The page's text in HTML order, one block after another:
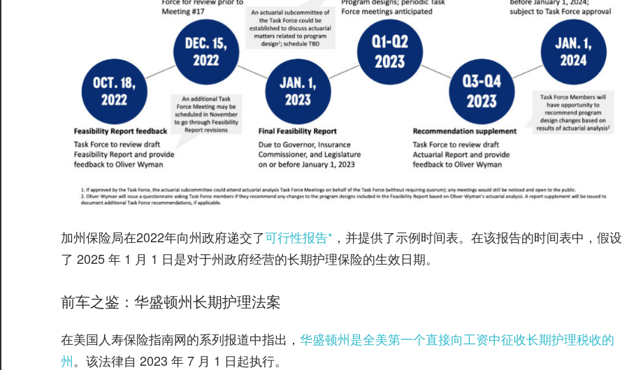
加州保险局在2022年向州政府递交了可行性报告* ，并提供了示例时间表。在该报告的时间表中，假设
了 2025 年 1 月 1 日是对于州政府经营的长期护理保险的生效日期。
前车之鉴：华盛顿州长期护理法案
在美国人寿保险指南网的系列报道中指出， 华盛顿州是全美第一个直接向工资中征收长期护理税收的
州。该法律自 2023 年 7 月 1 日起执行。